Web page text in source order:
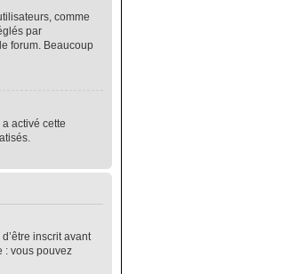
comme
par
forum. Beaucoup
activé cette
inscrit avant
: vous pouvez